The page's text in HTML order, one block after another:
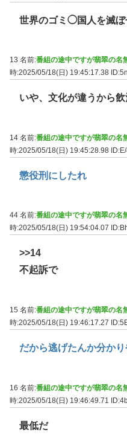
世界のゴミ◯国人を滅ぼ
13 名前:番組の途中ですが翡翠の名
時:2025/05/18(日) 19:45:17.38
いや、文化が違うから
14 名前:番組の途中ですが翡翠の名
時:2025/05/18(日) 19:45:28.98
懲役刑にしたれ
44 名前:番組の途中ですが翡翠の名
時:2025/05/18(日) 19:54:04.07
>>14
不起訴で
15 名前:番組の途中ですが翡翠の名
時:2025/05/18(日) 19:46:17.27
だから逃げたんか分か
16 名前:番組の途中ですが翡翠の名
時:2025/05/18(日) 19:46:49.71
最低だ